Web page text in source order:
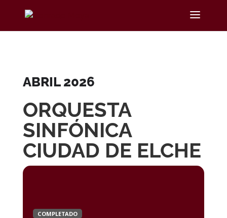
ABRIL 2026
ORQUESTA
SINFÓNICA
CIUDAD DE ELCHE
COMPLETADO